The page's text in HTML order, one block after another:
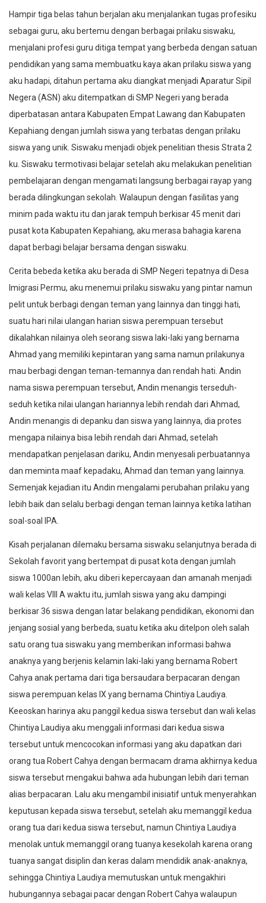
Hampir tiga belas tahun berjalan aku menjalankan tugas profesiku
sebagai guru, aku bertemu dengan berbagai prilaku siswaku,
menjalani profesi guru ditiga tempat yang berbeda dengan satuan
pendidikan yang sama membuatku kaya akan prilaku siswa yang
aku hadapi, ditahun pertama aku diangkat menjadi Aparatur Sipil
Negera (ASN) aku ditempatkan di SMP Negeri yang berada
diperbatasan antara Kabupaten Empat Lawang dan Kabupaten
Kepahiang dengan jumlah siswa yang terbatas dengan prilaku
siswa yang unik. Siswaku menjadi objek penelitian thesis Strata 2
ku. Siswaku termotivasi belajar setelah aku melakukan penelitian
pembelajaran dengan mengamati langsung berbagai rayap yang
berada dilingkungan sekolah. Walaupun dengan fasilitas yang
minim pada waktu itu dan jarak tempuh berkisar 45 menit dari
pusat kota Kabupaten Kepahiang, aku merasa bahagia karena
dapat berbagi belajar bersama dengan siswaku.
Cerita bebeda ketika aku berada di SMP Negeri tepatnya di Desa
Imigrasi Permu, aku menemui prilaku siswaku yang pintar namun
pelit untuk berbagi dengan teman yang lainnya dan tinggi hati,
suatu hari nilai ulangan harian siswa perempuan tersebut
dikalahkan nilainya oleh seorang siswa laki-laki yang bernama
Ahmad yang memiliki kepintaran yang sama namun prilakunya
mau berbagi dengan teman-temannya dan rendah hati. Andin
nama siswa perempuan tersebut, Andin menangis terseduh-
seduh ketika nilai ulangan hariannya lebih rendah dari Ahmad,
Andin menangis di depanku dan siswa yang lainnya, dia protes
mengapa nilainya bisa lebih rendah dari Ahmad, setelah
mendapatkan penjelasan dariku, Andin menyesali perbuatannya
dan meminta maaf kepadaku, Ahmad dan teman yang lainnya.
Semenjak kejadian itu Andin mengalami perubahan prilaku yang
lebih baik dan selalu berbagi dengan teman lainnya ketika latihan
soal-soal IPA.
Kisah perjalanan dilemaku bersama siswaku selanjutnya berada di
Sekolah favorit yang bertempat di pusat kota dengan jumlah
siswa 1000an lebih, aku diberi kepercayaan dan amanah menjadi
wali kelas VIII A waktu itu, jumlah siswa yang aku dampingi
berkisar 36 siswa dengan latar belakang pendidikan, ekonomi dan
jenjang sosial yang berbeda, suatu ketika aku ditelpon oleh salah
satu orang tua siswaku yang memberikan informasi bahwa
anaknya yang berjenis kelamin laki-laki yang bernama Robert
Cahya anak pertama dari tiga bersaudara berpacaran dengan
siswa perempuan kelas IX yang bernama Chintiya Laudiya.
Keeoskan harinya aku panggil kedua siswa tersebut dan wali kelas
Chintiya Laudiya aku menggali informasi dari kedua siswa
tersebut untuk mencocokan informasi yang aku dapatkan dari
orang tua Robert Cahya dengan bermacam drama akhirnya kedua
siswa tersebut mengakui bahwa ada hubungan lebih dari teman
alias berpacaran. Lalu aku mengambil inisiatif untuk menyerahkan
keputusan kepada siswa tersebut, setelah aku memanggil kedua
orang tua dari kedua siswa tersebut, namun Chintiya Laudiya
menolak untuk memanggil orang tuanya kesekolah karena orang
tuanya sangat disiplin dan keras dalam mendidik anak-anaknya,
sehingga Chintiya Laudiya memutuskan untuk mengakhiri
hubungannya sebagai pacar dengan Robert Cahya walaupun